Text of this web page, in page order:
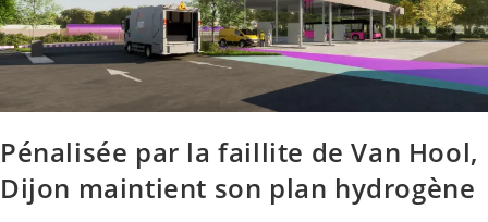
Pénalisée par la faillite de Van Hool,
Dijon maintient son plan hydrogène